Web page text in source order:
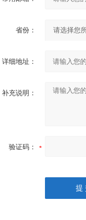
省份：
详细地址：
补充说明：
验证码：